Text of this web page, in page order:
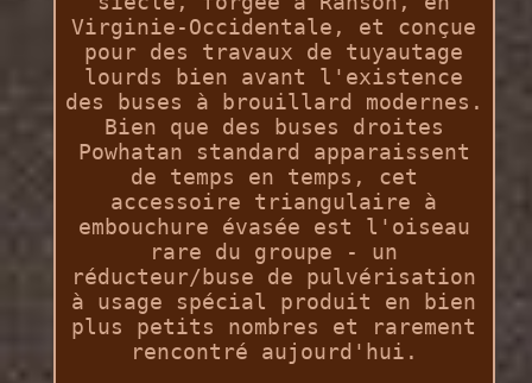
Virginie-Occidentale, et conçue
pour des travaux de tuyautage
lourds bien avant l'existence
des buses à brouillard modernes.
Bien que des buses droites
Powhatan standard apparaissent
de temps en temps, cet
accessoire triangulaire à
embouchure évasée est l'oiseau
rare du groupe - un
réducteur/buse de pulvérisation
à usage spécial produit en bien
plus petits nombres et rarement
rencontré aujourd'hui.